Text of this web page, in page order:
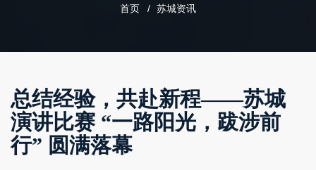
首页 苏城资讯
总结经验，共赴新程——苏城
演讲比赛 “一路阳光，跋涉前
行” 圆满落幕